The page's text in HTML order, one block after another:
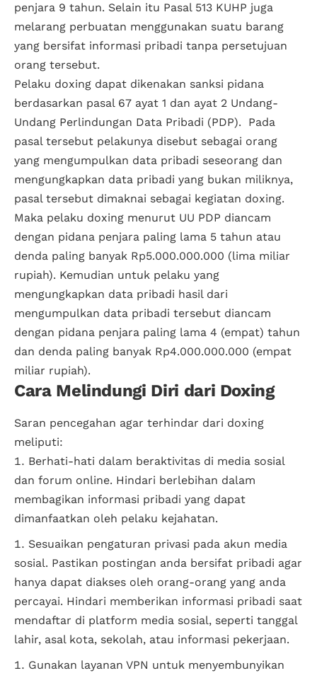
penjara 9 tahun. Selain itu Pasal 513 KUHP juga
melarang perbuatan menggunakan suatu barang
yang bersifat informasi pribadi tanpa persetujuan
orang tersebut.
Pelaku doxing dapat dikenakan sanksi pidana
berdasarkan pasal 67 ayat 1 dan ayat 2 Undang-
Undang Perlindungan Data Pribadi (PDP). Pada
pasal tersebut pelakunya disebut sebagai orang
yang mengumpulkan data pribadi seseorang dan
mengungkapkan data pribadi yang bukan miliknya,
pasal tersebut dimaknai sebagai kegiatan doxing.
Maka pelaku doxing menurut UU PDP diancam
dengan pidana penjara paling lama 5 tahun atau
denda paling banyak Rp5.000.000.000 (lima miliar
rupiah). Kemudian untuk pelaku yang
mengungkapkan data pribadi hasil dari
mengumpulkan data pribadi tersebut diancam
dengan pidana penjara paling lama 4 (empat) tahun
dan denda paling banyak Rp4.000.000.000 (empat
miliar rupiah).
Cara Melindungi Diri dari Doxing
Saran pencegahan agar terhindar dari doxing
meliputi:
Berhati-hati dalam beraktivitas di media sosial
dan forum online. Hindari berlebihan dalam
membagikan informasi pribadi yang dapat
dimanfaatkan oleh pelaku kejahatan.
Sesuaikan pengaturan privasi pada akun media
sosial. Pastikan postingan anda bersifat pribadi agar
hanya dapat diakses oleh orang-orang yang anda
percayai. Hindari memberikan informasi pribadi saat
mendaftar di platform media sosial, seperti tanggal
lahir, asal kota, sekolah, atau informasi pekerjaan.
Gunakan layanan VPN untuk menyembunyikan